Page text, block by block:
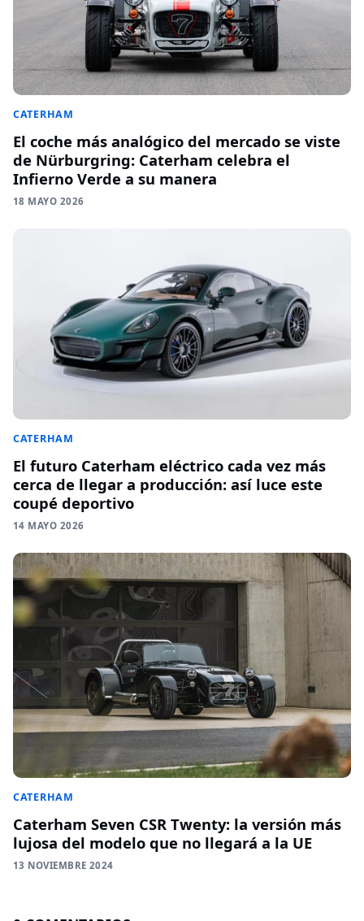
CATERHAM
El coche más analógico del mercado se viste
de Nürburgring: Caterham celebra el
Infierno Verde a su manera
18 MAYO 2026
CATERHAM
El futuro Caterham eléctrico cada vez más
cerca de llegar a producción: así luce este
coupé deportivo
14 MAYO 2026
CATERHAM
Caterham Seven CSR Twenty: la versión más
lujosa del modelo que no llegará a la UE
13 NOVIEMBRE 2024